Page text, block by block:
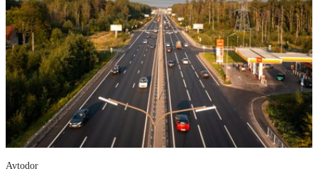
Avtodor